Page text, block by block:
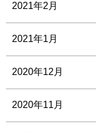
2021年2月
2021年1月
2020年12月
2020年11月